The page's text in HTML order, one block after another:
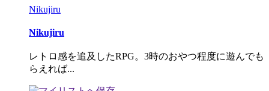
Nikujiru
Nikujiru
レトロ感を追及したRPG。3時のおやつ程度に遊んでも
らえれば...